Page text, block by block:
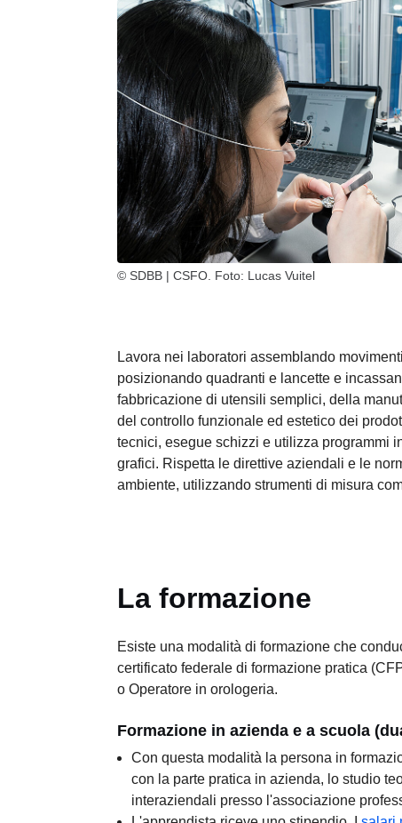
© SDBB | CSFO. Foto: Lucas Vuitel
Lavora nei laboratori assemblando
posizionando quadranti e lancette e
fabbricazione di utensili semplici, della
del controllo funzionale ed estetico dei
tecnici, esegue schizzi e utilizza programmi
grafici. Rispetta le direttive aziendali e le
ambiente, utilizzando strumenti di misura
La formazione
Esiste una modalità di formazione che
certificato federale di formazione pratica
o Operatore in orologeria.
Formazione in azienda e a scuola
Con questa modalità la persona in
con la parte pratica in azienda, lo studio
interaziendali presso l'associazione